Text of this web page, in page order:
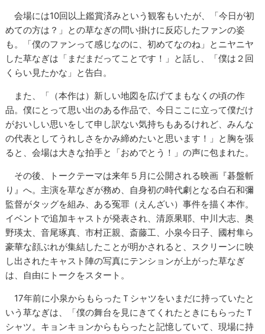
会場には10回以上鑑賞済みという観客もいたが、「今日が初
めての方は？」との草なぎの問い掛けに反応したファンの姿
も。「僕のファンって感じなのに、初めてなのね」とニヤニヤ
した草なぎは「まだまだってことです！」と話し、「僕は２回
くらい見たかな」と告白。
また、「（本作は）新しい地図を広げてまもなくの頃の作
品。僕にとって思い出のある作品で、今日ここに立って僕だけ
がおいしい思いをして申し訳ない気持ちもあるけれど、みんな
の代表としてうれしさをかみ締めたいと思います！」と胸を張
ると、会場は大きな拍手と「おめでとう！」の声に包まれた。
その後、トークテーマは来年５月に公開される映画『碁盤斬
り』へ。主演を草なぎが務め、自身初の時代劇となる白石和彌
監督がタッグを組み、ある冤罪（えんざい）事件を描く本作。
イベントで追加キャストが発表され、清原果耶、中川大志、奥
野瑛太、音尾琢真、市村正親、斎藤工、小泉今日子、國村隼ら
豪華な顔ぶれが集結したことが明かされると、スクリーンに映
し出されたキャスト陣の写真にテンションが上がった草なぎ
は、自由にトークをスタート。
17年前に小泉からもらったＴシャツをいまだに持っていたと
いう草なぎは、「僕の舞台を見にきてくれたときにもらったＴ
シャツ。キョンキョンからもらったと記憶していて、現場に持